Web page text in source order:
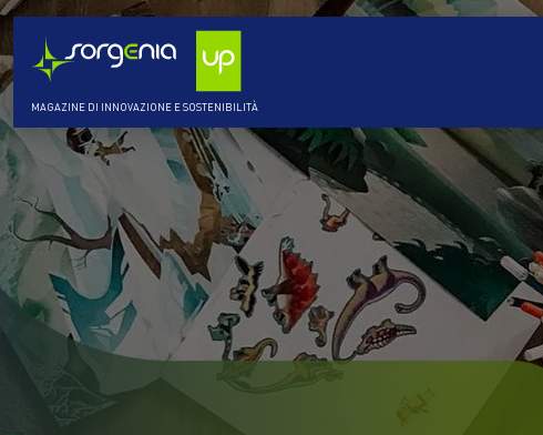
MAGAZINE DI INNOVAZIONE E SOSTENIBILITÀ